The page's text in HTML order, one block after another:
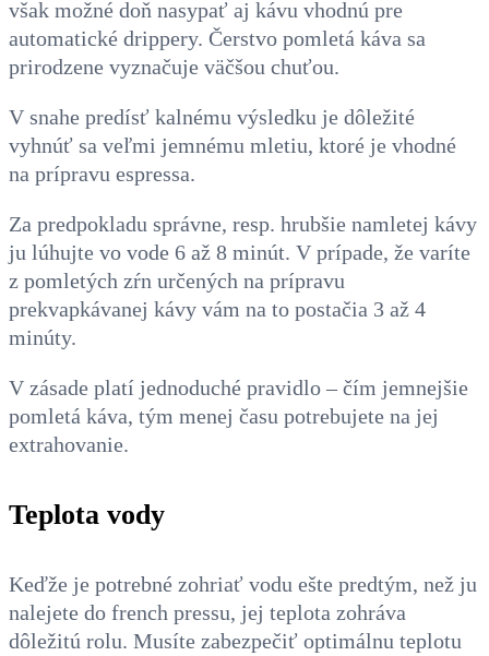
však možné doň nasypať aj kávu vhodnú pre
automatické drippery. Čerstvo pomletá káva sa
prirodzene vyznačuje väčšou chuťou.
V snahe predísť kalnému výsledku je dôležité
vyhnúť sa veľmi jemnému mletiu, ktoré je vhodné
na prípravu espressa.
Za predpokladu správne, resp. hrubšie namletej kávy
ju lúhujte vo vode 6 až 8 minút. V prípade, že varíte
z pomletých zŕn určených na prípravu
prekvapkávanej kávy vám na to postačia 3 až 4
minúty.
V zásade platí jednoduché pravidlo – čím jemnejšie
pomletá káva, tým menej času potrebujete na jej
extrahovanie.
Teplota vody
Keďže je potrebné zohriať vodu ešte predtým, než ju
nalejete do french pressu, jej teplota zohráva
dôležitú rolu. Musíte zabezpečiť optimálnu teplotu